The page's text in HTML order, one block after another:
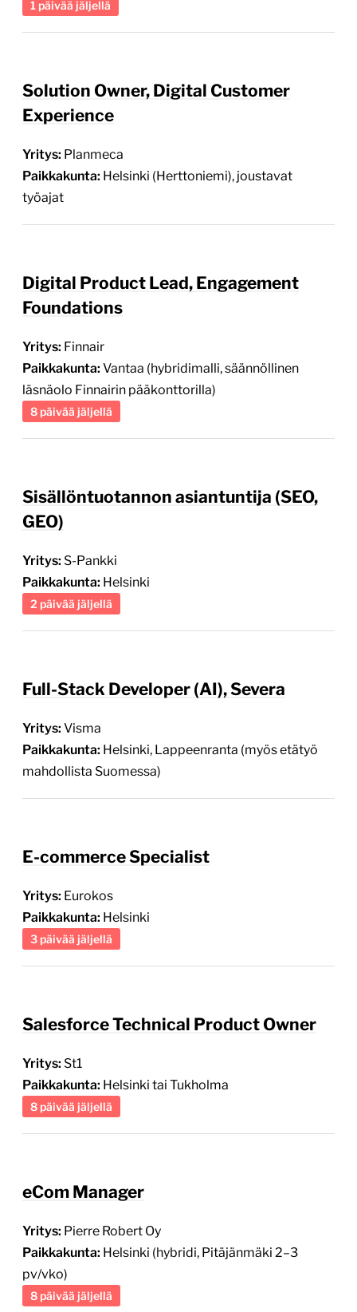
1 päivää jäljellä
Solution Owner, Digital Customer
Experience
Yritys: Planmeca
Paikkakunta: Helsinki (Herttoniemi), joustavat
työajat
Digital Product Lead, Engagement
Foundations
Yritys: Finnair
Paikkakunta: Vantaa (hybridimalli, säännöllinen
läsnäolo Finnairin pääkonttorilla)
8 päivää jäljellä
Sisällöntuotannon asiantuntija (SEO,
GEO)
Yritys: S-Pankki
Paikkakunta: Helsinki
2 päivää jäljellä
Full-Stack Developer (AI), Severa
Yritys: Visma
Paikkakunta: Helsinki, Lappeenranta (myös etätyö
mahdollista Suomessa)
E-commerce Specialist
Yritys: Eurokos
Paikkakunta: Helsinki
3 päivää jäljellä
Salesforce Technical Product Owner
Yritys: St1
Paikkakunta: Helsinki tai Tukholma
8 päivää jäljellä
eCom Manager
Yritys: Pierre Robert Oy
Paikkakunta: Helsinki (hybridi, Pitäjänmäki 2–3
pv/vko)
8 päivää jäljellä